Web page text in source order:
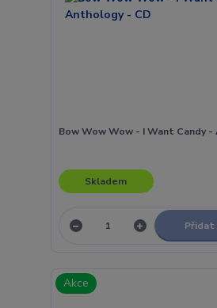
Bow Wow Wow - I Want Candy
Skladem
Přidat
Akce